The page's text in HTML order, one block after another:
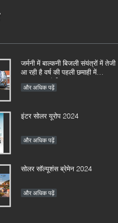
जर्मनी में बाल्कनी बिजली संयंत्रों में तेजी
आ रही है वर्ष की पहली छमाही में
152,000 पंजीकरण
और अधिक पढ़ें
इंटर सोलर यूरोप 2024
और अधिक पढ़ें
सोलर सॉल्यूशंस ब्रेमेन 2024
और अधिक पढ़ें